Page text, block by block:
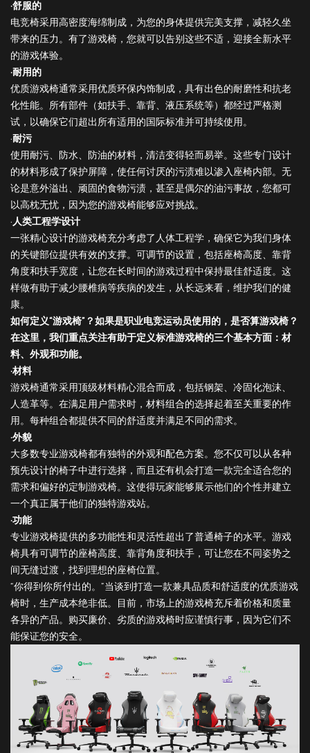
·舒服的
电竞椅采用高密度海绵制成，为您的身体提供完美支撑，减轻久坐
带来的压力。有了游戏椅，您就可以告别这些不适，迎接全新水平
的游戏体验。
·耐用的
优质游戏椅通常采用优质环保内饰制成，具有出色的耐磨性和抗老
化性能。所有部件（如扶手、靠背、液压系统等）都经过严格测
试，以确保它们超出所有适用的国际标准并可持续使用。
·耐污
使用耐污、防水、防油的材料，清洁变得轻而易举。这些专门设计
的材料形成了保护屏障，使任何讨厌的污渍难以渗入座椅内部。无
论是意外溢出、顽固的食物污渍，甚至是偶尔的油污事故，您都可
以高枕无忧，因为您的游戏椅能够应对挑战。
·人类工程学设计
一张精心设计的游戏椅充分考虑了人体工程学，确保它为我们身体
的关键部位提供有效的支撑。可调节的设置，包括座椅高度、靠背
角度和扶手宽度，让您在长时间的游戏过程中保持最佳舒适度。这
样做有助于减少腰椎病等疾病的发生，从长远来看，维护我们的健
康。
如何定义“游戏椅”？如果是职业电竞运动员使用的，是否算游戏椅？
在这里，我们重点关注有助于定义标准游戏椅的三个基本方面：材
料、外观和功能。
·材料
游戏椅通常采用顶级材料精心混合而成，包括钢架、冷固化泡沫、
人造革等。在满足用户需求时，材料组合的选择起着至关重要的作
用。每种组合都提供不同的舒适度并满足不同的需求。
·外貌
大多数专业游戏椅都有独特的外观和配色方案。您不仅可以从各种
预先设计的椅子中进行选择，而且还有机会打造一款完全适合您的
需求和偏好的定制游戏椅。这使得玩家能够展示他们的个性并建立
一个真正属于他们的独特游戏站。
·功能
专业游戏椅提供的多功能性和灵活性超出了普通椅子的水平。游戏
椅具有可调节的座椅高度、靠背角度和扶手，可让您在不同姿势之
间无缝过渡，找到理想的座椅位置。
“你得到你所付出的。”当谈到打造一款兼具品质和舒适度的优质游戏
椅时，生产成本绝非低。目前，市场上的游戏椅充斥着价格和质量
各异的产品。购买廉价、劣质的游戏椅时应谨慎行事，因为它们不
能保证您的安全。